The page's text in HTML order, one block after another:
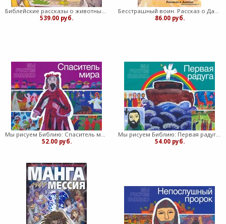
Библейские рассказы о животных (Твердый)
539.00 руб.
Бесстрашный воин. Рассказ о Давиде (Мягкий)
86.00 руб.
Мы рисуем Библию: Спаситель мира. Библейская история в детских рисунках (Мягкий)
52.00 руб.
Мы рисуем Библию: Первая радуга. Библейская история в детских рисунках (Мягкий)
54.00 руб.